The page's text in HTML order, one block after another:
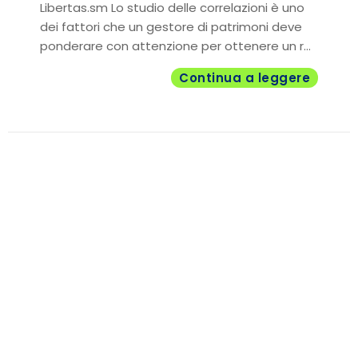
Libertas.sm Lo studio delle correlazioni è uno
dei fattori che un gestore di patrimoni deve
ponderare con attenzione per ottenere un r...
Continua a leggere